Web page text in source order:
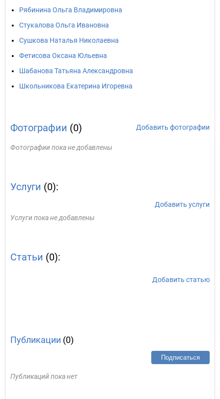
Рябинина Ольга Владимировна
Стукалова Ольга Ивановна
Сушкова Наталья Николаевна
Фетисова Оксана Юльевна
Шабанова Татьяна Александровна
Школьникова Екатерина Игоревна
Фотографии (0) Добавить фотографии
Фотографии пока не добавлены
Услуги (0):
Добавить услуги
Услуги пока не добавлены
Статьи (0):
Добавить статью
Публикации (0)
Подписаться
Публикаций пока нет